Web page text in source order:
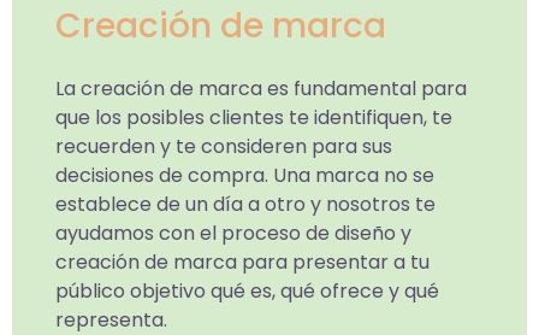
Creación de marca
La creación de marca es fundamental para
que los posibles clientes te identifiquen, te
recuerden y te consideren para sus
decisiones de compra. Una marca no se
establece de un día a otro y nosotros te
ayudamos con el proceso de diseño y
creación de marca para presentar a tu
público objetivo qué es, qué ofrece y qué
representa.